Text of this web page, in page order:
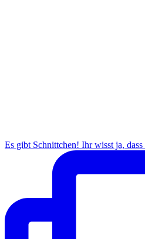
Es gibt Schnittchen! Ihr wisst ja, dass